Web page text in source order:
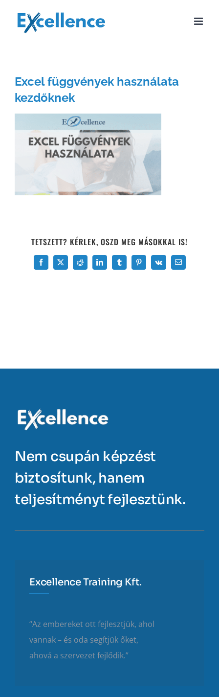
Excel függvények használata
kezdőknek
TETSZETT? KÉRLEK, OSZD MEG MÁSOKKAL IS!
Facebook
X Reddit LinkedInTumblrPinterest
Vk Email:
Nem csupán képzést
biztosítunk, hanem
teljesítményt fejlesztünk.
Excellence Training Kft.
“Az embereket ott fejlesztjük, ahol
vannak – és oda segítjük őket,
ahová a szervezet fejlődik.”